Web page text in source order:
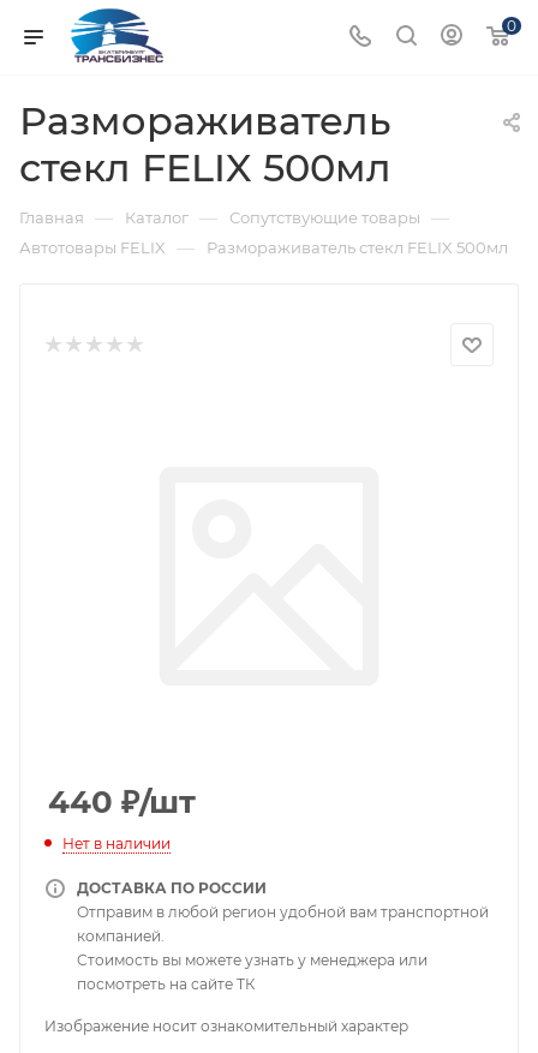
0
Размораживатель
стекл FELIX 500мл
Главная — Каталог — Сопутствующие товары —
Автотовары FELIX — Размораживатель стекл FELIX 500мл
440 ₽/шт
Нет в наличии
ДОСТАВКА ПО РОССИИ
Отправим в любой регион удобной вам транспортной
компанией.
Стоимость вы можете узнать у менеджера или
посмотреть на сайте ТК
Изображение носит ознакомительный характер